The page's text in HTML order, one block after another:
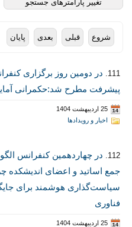
تغییر پارامترهای جستجو
شروع قبلی بعدی پایان
111.
در دومین روز برگزاری
پیشرفت مطرح شد:حکمرانی
25 اردیبهشت 1404
اخبار و رویدادها
112.
در چهاردهمین کنفرانس
جمع اساتید و اعضای اندیشکده
سیاست‌گذاری هوشمند برای
فناوری
25 اردیبهشت 1404